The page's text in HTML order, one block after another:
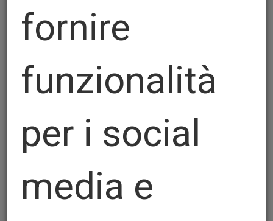
Perfatype
fornire
funzionalità
per i social
media e